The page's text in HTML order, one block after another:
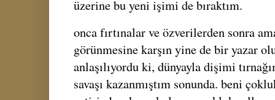
üzerine bu yeni işimi de bıraktım.
onca fırtınalar ve özverilerden sonra
görünmesine karşın yine de bir yazar
anlaşılıyordu ki, dünyayla dişimi
savaşı kazanmıştım sonunda. beni